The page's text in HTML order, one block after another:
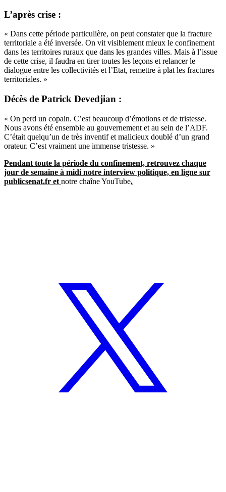
L’après crise :
« Dans cette période particulière, on peut constater que la fracture
territoriale a été inversée. On vit visiblement mieux le confinement
dans les territoires ruraux que dans les grandes villes. Mais à l’issue
de cette crise, il faudra en tirer toutes les leçons et relancer le
dialogue entre les collectivités et l’Etat, remettre à plat les fractures
territoriales. »
Décès de Patrick Devedjian :
« On perd un copain. C’est beaucoup d’émotions et de tristesse.
Nous avons été ensemble au gouvernement et au sein de l’ADF.
C’était quelqu’un de très inventif et malicieux doublé d’un grand
orateur. C’est vraiment une immense tristesse. »
Pendant toute la période du confinement, retrouvez chaque
jour de semaine à midi notre interview politique, en ligne sur
publicsenat.fr et notre chaîne YouTube.